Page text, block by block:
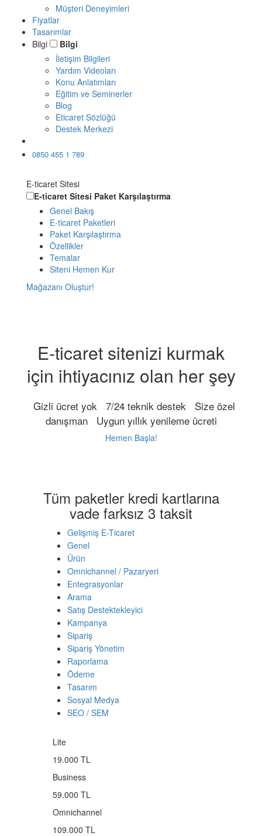
Müşteri Deneyimleri
Fiyatlar
Tasarımlar
Bilgi
Bilgi
İletişim Bilgileri
Yardım Videoları
Konu Anlatımları
Eğitim ve Seminerler
Blog
Eticaret Sözlüğü
Destek Merkezi
0850 455 1 789
E-ticaret Sitesi
E-ticaret Sitesi Paket Karşılaştırma
Genel Bakış
E-ticaret Paketleri
Paket Karşılaştırma
Özellikler
Temalar
Siteni Hemen Kur
Mağazanı Oluştur!
E-ticaret sitenizi kurmak
için ihtiyacınız olan her şey
Gizli ücret yok 7/24 teknik destek Size özel
danışman Uygun yıllık yenileme ücreti
Hemen Başla!
Tüm paketler kredi kartlarına
vade farksız 3 taksit
Gelişmiş E-Ticaret
Genel
Ürün
Omnichannel / Pazaryeri
Entegrasyonlar
Arama
Satış Destektekleyici
Kampanya
Sipariş
Sipariş Yönetim
Raporlama
Ödeme
Tasarım
Sosyal Medya
SEO / SEM
Lite
19.000 TL
Business
59.000 TL
Omnichannel
109.000 TL